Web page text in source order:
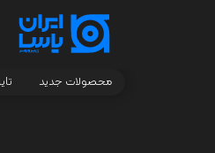
محصولات جدید